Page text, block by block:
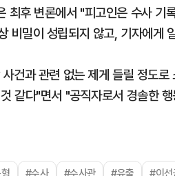
최후 변론에서 "피고인은 수사 기
비밀이 성립되지 않고, 기자에게
건과 관련 없는 제게 들릴 정도
같다"면서 "공직자로서 경솔한
#수사 #수사관 #유출 #이선